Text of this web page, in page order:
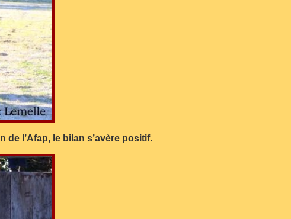
de l’Afap, le bilan s’avère positif.